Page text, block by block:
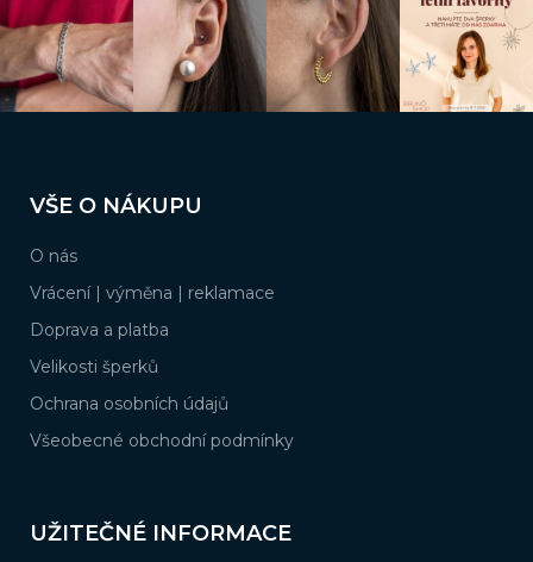
pVŠE O NÁKUPU
O nás
Vrácení | výměna | reklamace
Doprava a platba
Velikosti šperků
Ochrana osobních údajů
Všeobecné obchodní podmínky
UŽITEČNÉ INFORMACE